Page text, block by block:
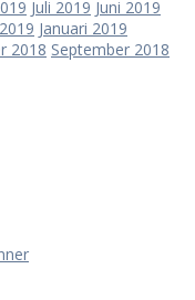
Juli 2019 Juni 2019
Januari 2019
2018 September 2018